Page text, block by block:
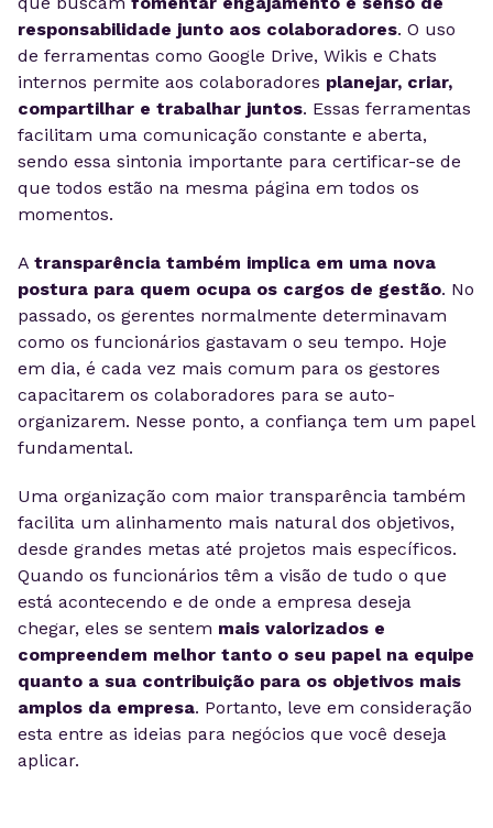
responsabilidade junto aos colaboradores. O uso
de ferramentas como Google Drive, Wikis e Chats
internos permite aos colaboradores planejar, criar,
compartilhar e trabalhar juntos. Essas ferramentas
facilitam uma comunicação constante e aberta,
sendo essa sintonia importante para certificar-se de
que todos estão na mesma página em todos os
momentos.
A transparência também implica em uma nova
postura para quem ocupa os cargos de gestão. No
passado, os gerentes normalmente determinavam
como os funcionários gastavam o seu tempo. Hoje
em dia, é cada vez mais comum para os gestores
capacitarem os colaboradores para se auto-
organizarem. Nesse ponto, a confiança tem um papel
fundamental.
Uma organização com maior transparência também
facilita um alinhamento mais natural dos objetivos,
desde grandes metas até projetos mais específicos.
Quando os funcionários têm a visão de tudo o que
está acontecendo e de onde a empresa deseja
chegar, eles se sentem mais valorizados e
compreendem melhor tanto o seu papel na equipe
quanto a sua contribuição para os objetivos mais
amplos da empresa. Portanto, leve em consideração
esta entre as ideias para negócios que você deseja
aplicar.